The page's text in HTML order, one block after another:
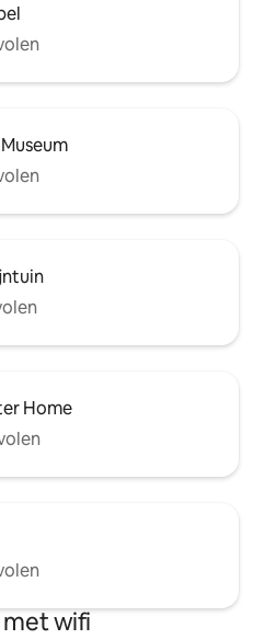
Home
met wifi